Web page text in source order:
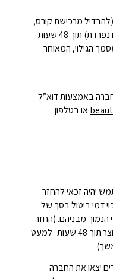
מרכישת קורס,
אשר לגביו ישנה מדיניות ביטולים נפרדת) תוך 48 שעות
הגילוי, המאוחר
באמצעות דוא”ל
או בטלפון
יהיה זכאי להחזר
דמי ביטול בסך של
או 100 ₪, לפי הנמוך מבניהם. (החזר
כספי יינתן במקרה של החזרת מוצר תוך 48 שעות- למעט
יצאו את החברה